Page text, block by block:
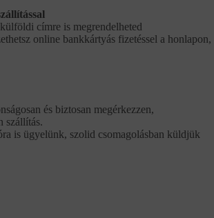
címre is megrendelheted
online bankkártyás fizetéssel a honlapon,
és biztosan megérkezzen,
szállítás.
is ügyelünk, szolid csomagolásban küldjük